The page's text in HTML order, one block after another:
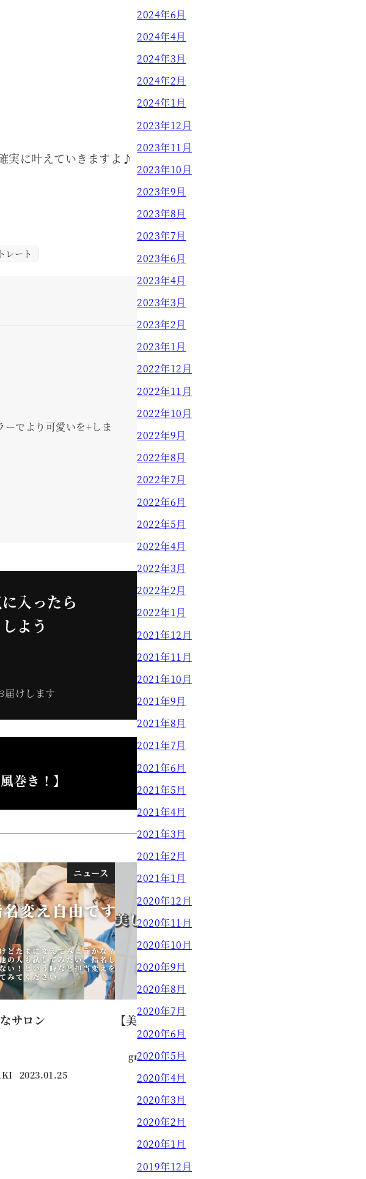
実に叶えていきますよ♪
レート
でより可愛いを+しま
入ったら
よう
届けします
巻き！】
ニュース
サロン
投稿日
2023.01.25
【美しい髪のために】
grow HAIR DESIGN
2024年6月
2024年4月
2024年3月
2024年2月
2024年1月
2023年12月
2023年11月
2023年10月
2023年9月
2023年8月
2023年7月
2023年6月
2023年4月
2023年3月
2023年2月
2023年1月
2022年12月
2022年11月
2022年10月
2022年9月
2022年8月
2022年7月
2022年6月
2022年5月
2022年4月
2022年3月
2022年2月
2022年1月
2021年12月
2021年11月
2021年10月
2021年9月
2021年8月
2021年7月
2021年6月
2021年5月
2021年4月
2021年3月
2021年2月
2021年1月
2020年12月
2020年11月
2020年10月
2020年9月
2020年8月
2020年7月
2020年6月
2020年5月
2020年4月
2020年3月
2020年2月
2020年1月
2019年12月